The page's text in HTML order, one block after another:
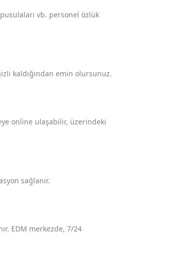
vb. personel özlük
kaldığından emin olursunuz.
online ulaşabilir, üzerindeki
sağlanır.
EDM merkezde, 7/24